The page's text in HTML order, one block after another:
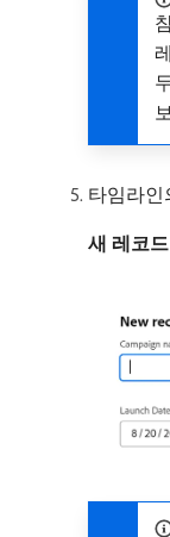
타임라인
새 레코드